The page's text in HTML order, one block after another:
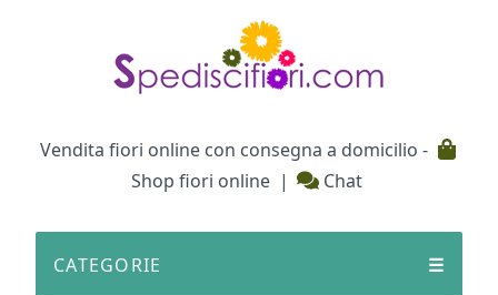
Vendita fiori online con consegna a domicilio -
Shop fiori online | Chat
CATEGORIE ☰